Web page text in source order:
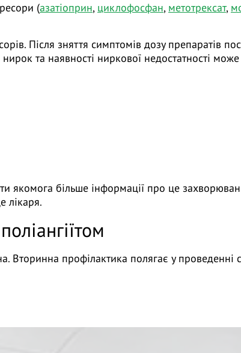
(азатіоприн, циклофосфан, метотрексат,
Після зняття симптомів дозу препаратів
та наявності ниркової недостатності може
якомога більше інформації про це
лікаря.
Вторинна профілактика полягає у проведенні